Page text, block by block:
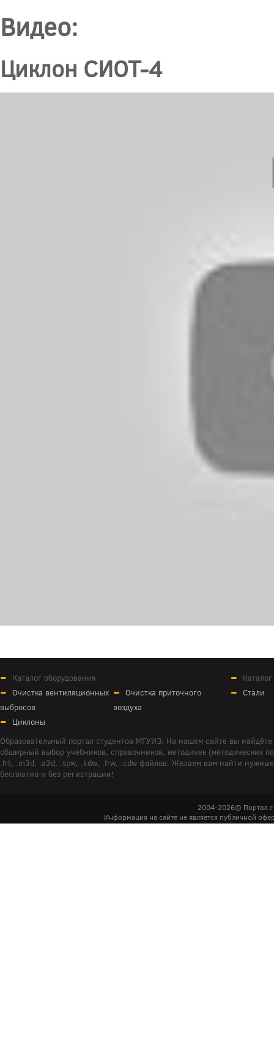
Видео:
Циклон СИОТ-4
Каталог оборудования
Очистка вентиляционных
выбросов
Очистка приточного
воздуха
Циклоны
Стали
Образовательный портал студентов МГУИЭ. На нашем сайте вы
обширный выбор учебников, справочников, методичек (методических
.frt, .m3d, .a3d, .spw, .kdw, .frw, .cdw файлов. Желаем вам найти
бесплатно и без регистрации!
2004-2026© Портал
Информация на сайте не является публичной